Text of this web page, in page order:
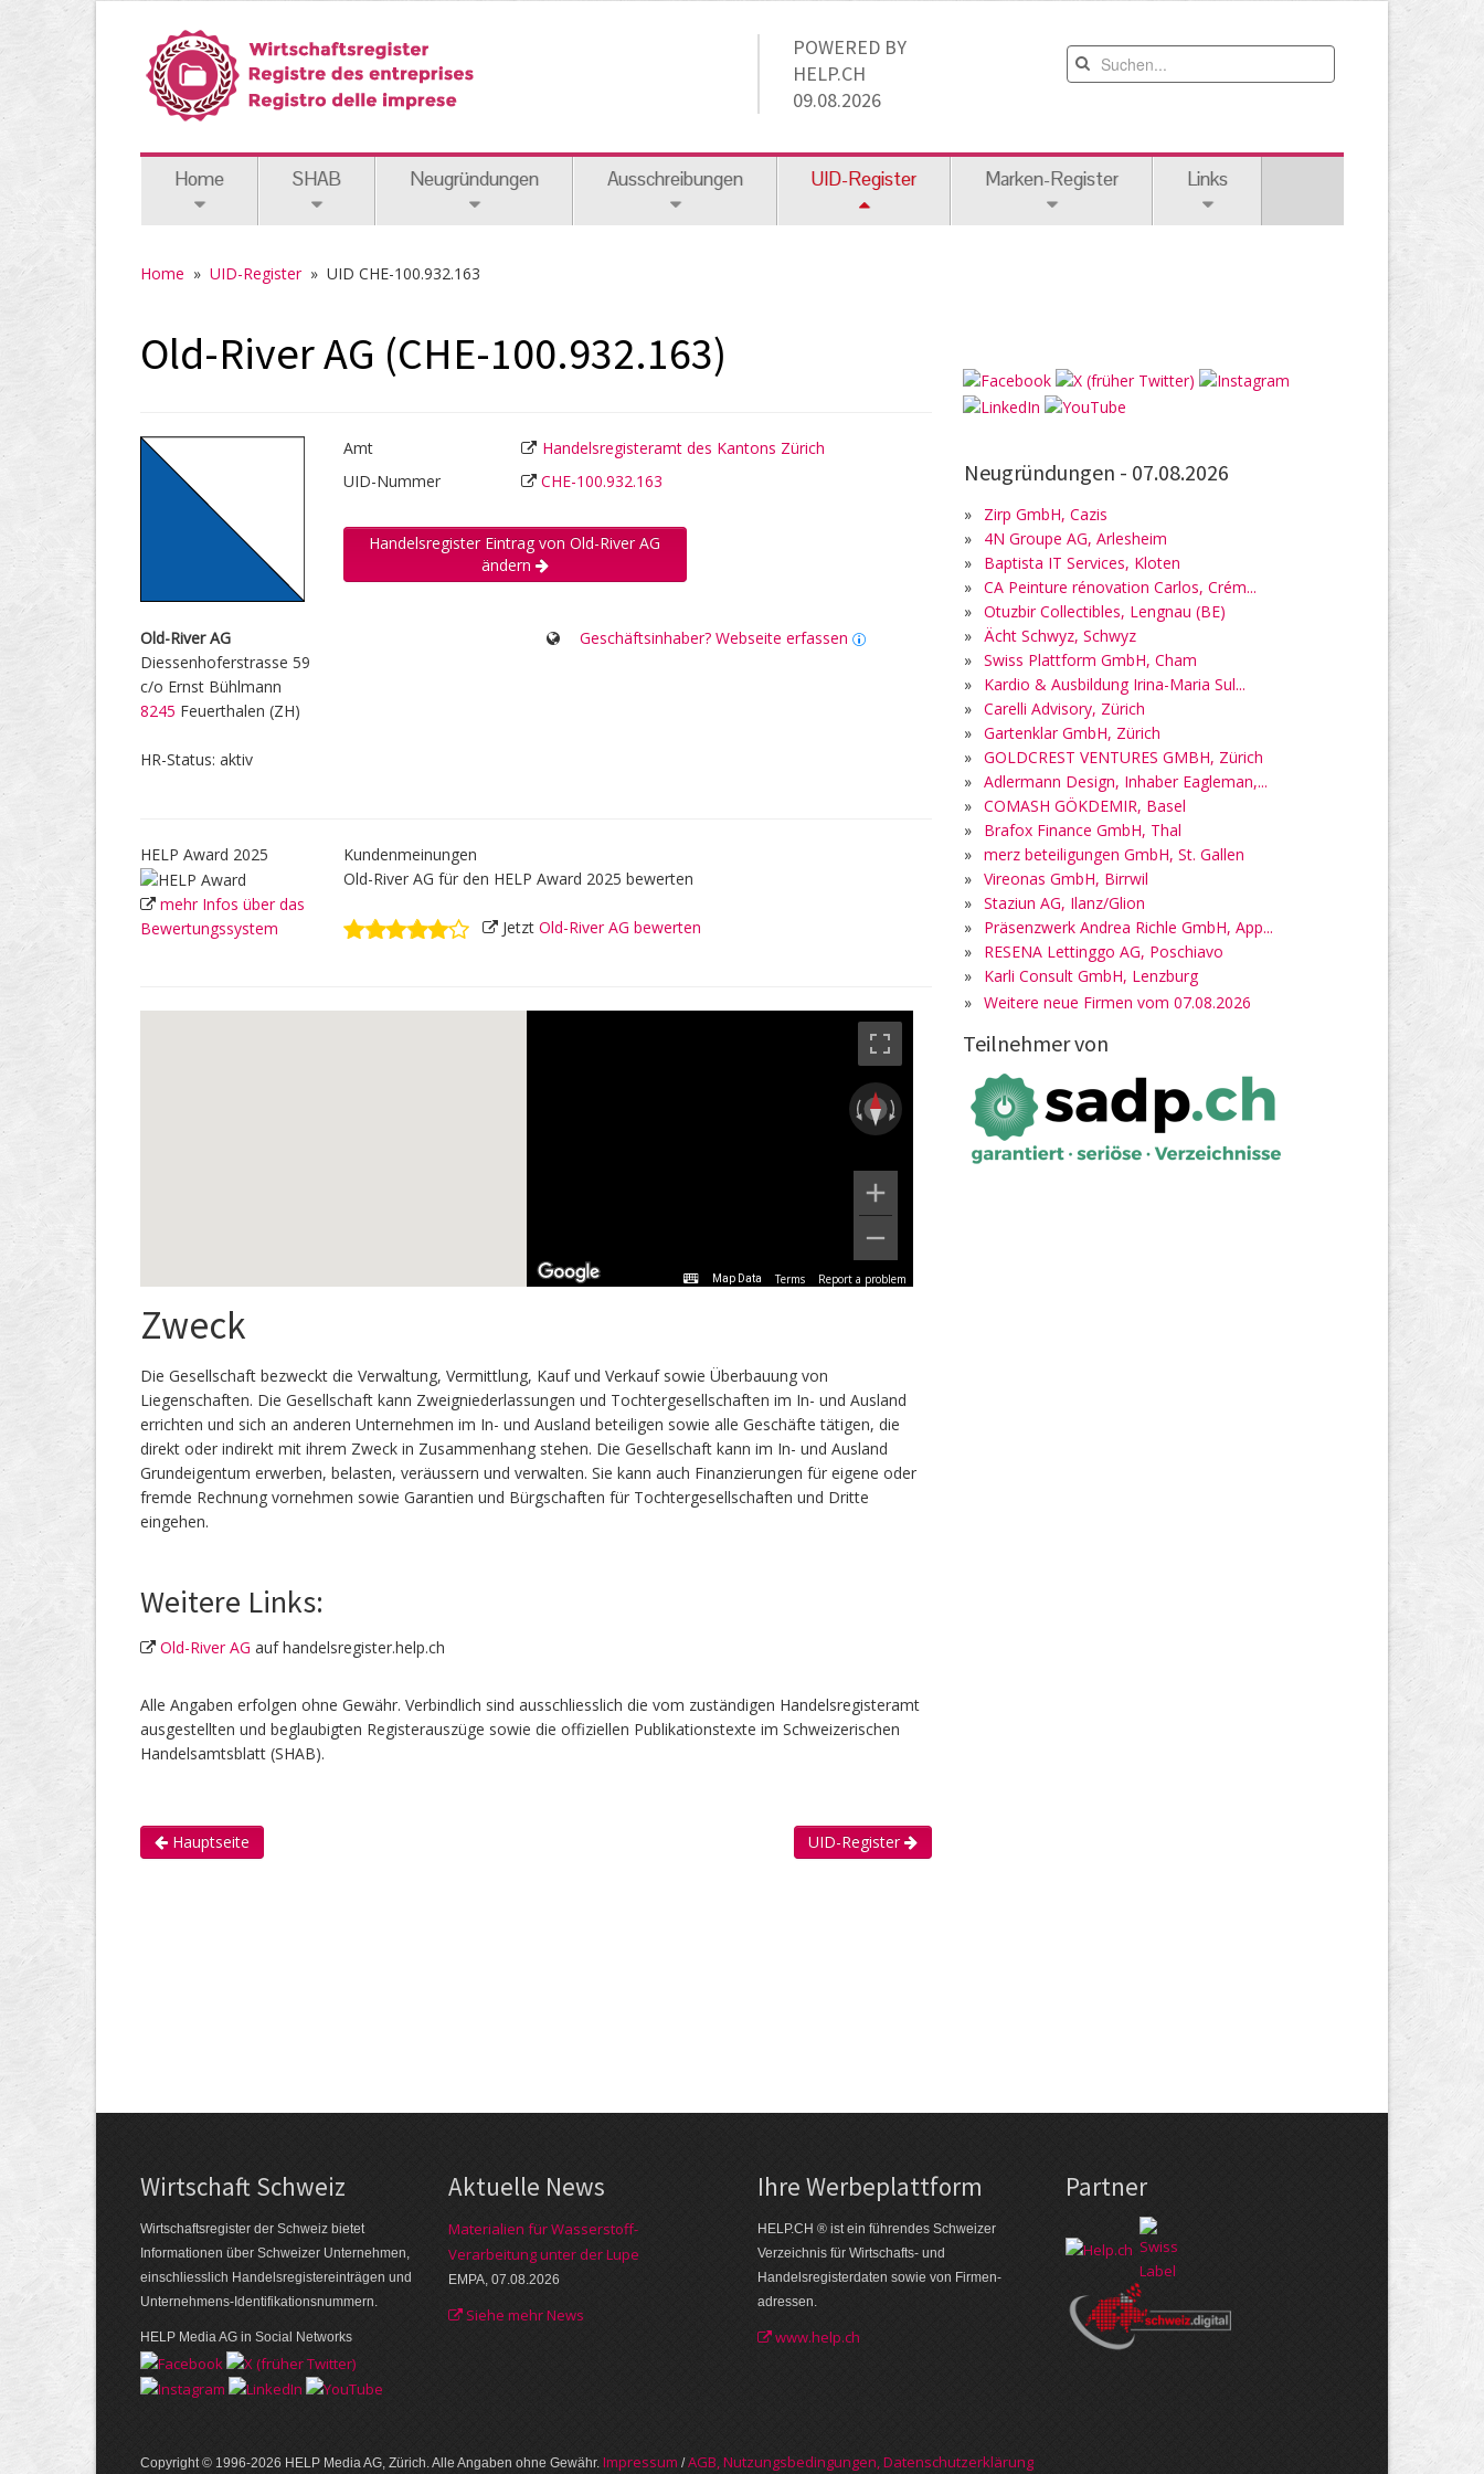
POWERED BY
HELP.CH
09.08.2026
Home SHAB Neugründungen Ausschreibungen UID-Register Marken-Register Links
Home » UID-Register» UID CHE-100.932.163
Old-River AG (CHE-100.932.163)
Amt
Handelsregisteramt des Kantons Zürich
UID-Nummer
CHE-100.932.163
Handelsregister Eintrag von Old-River AG
ändern
Old-River AG
Diessenhoferstrasse 59
c/o Ernst Bühlmann
8245 Feuerthalen (ZH)
HR-Status: aktiv
Geschäftsinhaber? Webseite erfassen
HELP Award 2025
mehr Infos über das
Bewertungssystem
Kundenmeinungen
Old-River AG für den HELP Award 2025 bewerten
Jetzt Old-River AG bewerten
Map Data Terms Report a problem
Zweck
Die Gesellschaft bezweckt die Verwaltung, Vermittlung, Kauf und Verkauf sowie Überbauung von
Liegenschaften. Die Gesellschaft kann Zweigniederlassungen und Tochtergesellschaften im In- und Ausland
errichten und sich an anderen Unternehmen im In- und Ausland beteiligen sowie alle Geschäfte tätigen, die
direkt oder indirekt mit ihrem Zweck in Zusammenhang stehen. Die Gesellschaft kann im In- und Ausland
Grundeigentum erwerben, belasten, veräussern und verwalten. Sie kann auch Finanzierungen für eigene oder
fremde Rechnung vornehmen sowie Garantien und Bürgschaften für Tochtergesellschaften und Dritte
eingehen.
Weitere Links:
Old-River AG auf handelsregister.help.ch
Alle Angaben erfolgen ohne Gewähr. Verbindlich sind ausschliesslich die vom zuständigen Handelsregisteramt
ausgestellten und beglaubigten Registerauszüge sowie die offiziellen Publikationstexte im Schweizerischen
Handelsamtsblatt (SHAB).
Hauptseite UID-Register
Neugründungen - 07.08.2026
»
Zirp GmbH, Cazis
»
4N Groupe AG, Arlesheim
»
Baptista IT Services, Kloten
» CA Peinture rénovation Carlos, Crém...
» Otuzbir Collectibles, Lengnau (BE)
»
Ächt Schwyz, Schwyz
» Swiss Plattform GmbH, Cham
»
Kardio & Ausbildung Irina-Maria Sul...
» Carelli Advisory, Zürich
» Gartenklar GmbH, Zürich
» GOLDCREST VENTURES GMBH, Zürich
» Adlermann Design, Inhaber Eagleman,...
» COMASH GÖKDEMIR, Basel
»
Brafox Finance GmbH, Thal
» merz beteiligungen GmbH, St. Gallen
» Vireonas GmbH, Birrwil
» Staziun AG, Ilanz/Glion
»
Präsenzwerk Andrea Richle GmbH, App...
»
RESENA Lettinggo AG, Poschiavo
»
Karli Consult GmbH, Lenzburg
» Weitere neue Firmen vom 07.08.2026
Teilnehmer von
Wirtschaft Schweiz
Wirtschaftsregister der Schweiz bietet
Informationen über Schweizer Unternehmen,
einschliesslich Handelsregistereinträgen und
Unternehmens-Identifikationsnummern.
HELP Media AG in Social Networks
Aktuelle News
Materialien für Wasserstoff-
Verarbeitung unter der Lupe
EMPA, 07.08.2026
Siehe mehr News
Ihre Werbe­plattform
HELP.CH ® ist ein führendes Schweizer
Verzeichnis für Wirtschafts- und
Handelsregisterdaten sowie von Firmen­
adressen.
www.help.ch
Partner
Copyright © 1996-2026 HELP Media AG, Zürich. Alle Angaben ohne Gewähr. Im­pres­sum /AGB, Nut­zungs­bedin­gungen, Daten­schutz­er­klärung